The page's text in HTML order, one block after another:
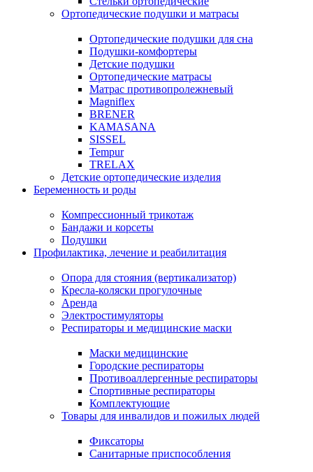
Ортопедические подушки и матрасы
Ортопедические подушки для сна
Подушки-комфортеры
Детские подушки
Ортопедические матрасы
Матрас противопролежневый
Magniflex
BRENER
KAMASANA
SISSEL
Tempur
TRELAX
Детские ортопедические изделия
Беременность и роды
Компрессионный трикотаж
Бандажи и корсеты
Подушки
Профилактика, лечение и реабилитация
Опора для стояния (вертикализатор)
Кресла-коляски прогулочные
Аренда
Электростимуляторы
Респираторы и медицинские маски
Маски медицинские
Городские респираторы
Противоаллергенные респираторы
Спортивные респираторы
Комплектующие
Товары для инвалидов и пожилых людей
Фиксаторы
Санитарные приспособления